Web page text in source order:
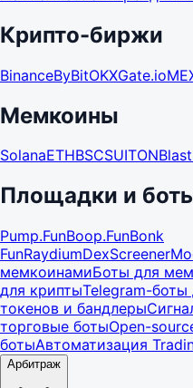
Крипто-биржи
BinanceByBitOKXGate.io
Мемкоины
SolanaETHBSCSUITONBlast
Площадки и
Pump.FunBoop.FunBonk
FunRaydiumDexScreener
мемкоинамиБоты для
для криптыTelegram-
токенов и бандлеры
торговые ботыOpen-
ботыАвтоматизация
Арбитраж